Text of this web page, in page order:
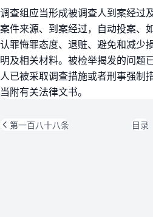
调查组应当形成被调查人到案经过
案件来源、到案经过，自动投案、
认罪悔罪态度、退赃、避免和减少
明及相关材料。被检举揭发的问题
人已被采取调查措施或者刑事强制
当附有关法律文书。
第一百八十八条 目录